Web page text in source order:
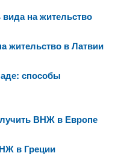
на жительство
жительство в Латвии
способы
ВНЖ в Европе
в Греции